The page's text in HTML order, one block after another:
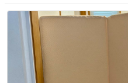
ス
ト
数
ね